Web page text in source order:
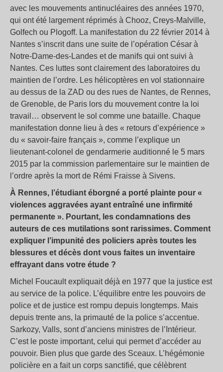
avec les mouvements antinucléaires des années 1970,
qui ont été largement réprimés à Chooz, Creys-Malville,
Golfech ou Plogoff. La manifestation du 22 février 2014 à
Nantes s’inscrit dans une suite de l’opération César à
Notre-Dame-des-Landes et de manifs qui ont suivi à
Nantes. Ces luttes sont clairement des laboratoires du
maintien de l’ordre. Les hélicoptères en vol stationnaire
au dessus de la ZAD ou des rues de Nantes, de Rennes,
de Grenoble, de Paris lors du mouvement contre la loi
travail… observent le sol comme une bataille. Chaque
manifestation donne lieu à des « retours d’expérience »
du « savoir-faire français », comme l’explique un
lieutenant-colonel de gendarmerie auditionné le 5 mars
2015 par la commission parlementaire sur le maintien de
l’ordre après la mort de Rémi Fraisse à Sivens.
À Rennes, l’étudiant éborgné a porté plainte pour «
violences aggravées ayant entraîné une infirmité
permanente ». Pourtant, les condamnations des
auteurs de ces mutilations sont rarissimes. Comment
expliquer l’impunité des policiers après toutes les
blessures et décès dont vous faites un inventaire
effrayant dans votre étude ?
Michel Foucault expliquait déjà en 1977 que la justice est
au service de la police. L’équilibre entre les pouvoirs de
police et de justice est rompu depuis longtemps. Mais
depuis trente ans, la primauté de la police s’accentue.
Sarkozy, Valls, sont d’anciens ministres de l’Intérieur.
C’est le poste important, celui qui permet d’accéder au
pouvoir. Bien plus que garde des Sceaux. L’hégémonie
policière en a fait un corps sanctifié, que célèbrent